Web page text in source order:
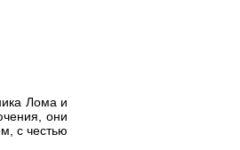
Лома и
они
с честью